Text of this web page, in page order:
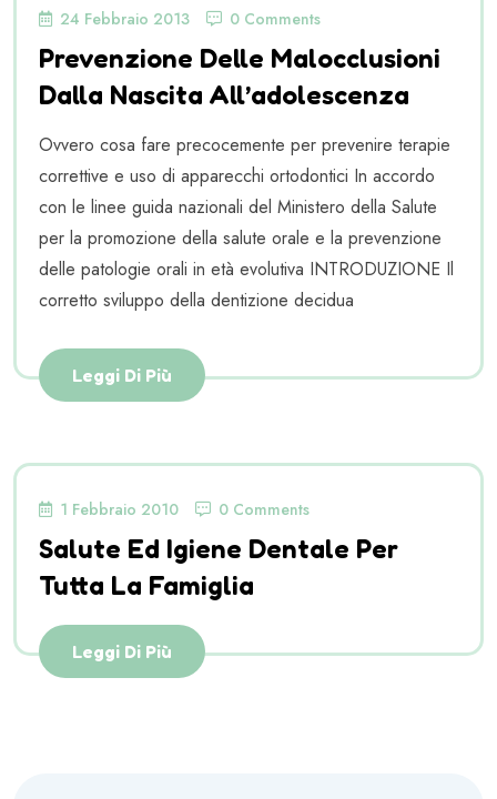
24 Febbraio 2013 0 Comments
Prevenzione Delle Malocclusioni
Dalla Nascita All’adolescenza
Ovvero cosa fare precocemente per prevenire terapie
correttive e uso di apparecchi ortodontici In accordo
con le linee guida nazionali del Ministero della Salute
per la promozione della salute orale e la prevenzione
delle patologie orali in età evolutiva INTRODUZIONE Il
corretto sviluppo della dentizione decidua
Leggi Di Più
1 Febbraio 2010 0 Comments
Salute Ed Igiene Dentale Per
Tutta La Famiglia
Leggi Di Più